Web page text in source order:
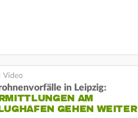
in Leipzig:
AM
GEHEN WEITER